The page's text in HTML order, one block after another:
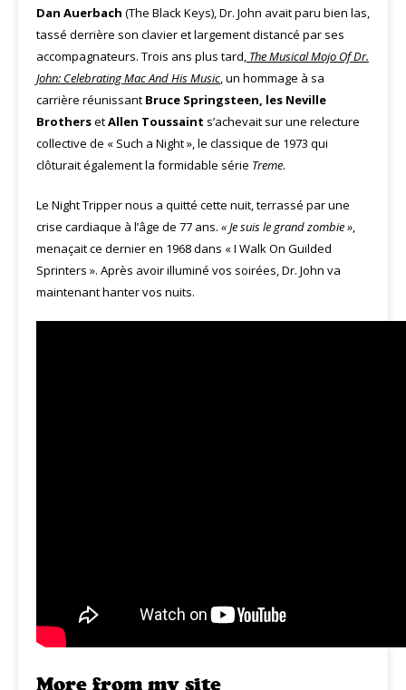
Dan Auerbach (The Black Keys), Dr. John avait paru bien las,
tassé derrière son clavier et largement distancé par ses
accompagnateurs. Trois ans plus tard, The Musical Mojo Of Dr.
John: Celebrating Mac And His Music, un hommage à sa
carrière réunissant Bruce Springsteen, les Neville
BrothersetAllen Toussaint s’achevait sur une relecture
collective de « Such a Night », le classique de 1973 qui
clôturait également la formidable série Treme.
Le Night Tripper nous a quitté cette nuit, terrassé par une
crise cardiaque à l’âge de 77 ans. « Je suis le grand zombie »,
menaçait ce dernier en 1968 dans « I Walk On Guilded
Sprinters ». Après avoir illuminé vos soirées, Dr. John va
maintenant hanter vos nuits.
More from my site